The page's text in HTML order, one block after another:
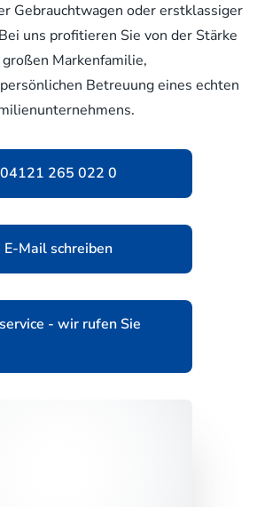
Gebrauchtwagen oder erstklassiger
uns profitieren Sie von der Stärke
Markenfamilie,
Betreuung eines echten
04121 265 022 0
E-Mail schreiben
- wir rufen Sie